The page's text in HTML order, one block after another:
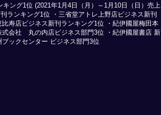
キング1位 (2021年1月4日（月）～1月10日（日）売上
ランキング1位 ・三省堂アトレ上野店ビジネス新刊
寿店ビジネス新刊ランキング1位 ・紀伊國屋梅田本
式会社 丸の内店ビジネス部門3位 ・紀伊國屋書店 新
ックセンター ビジネス部門3位